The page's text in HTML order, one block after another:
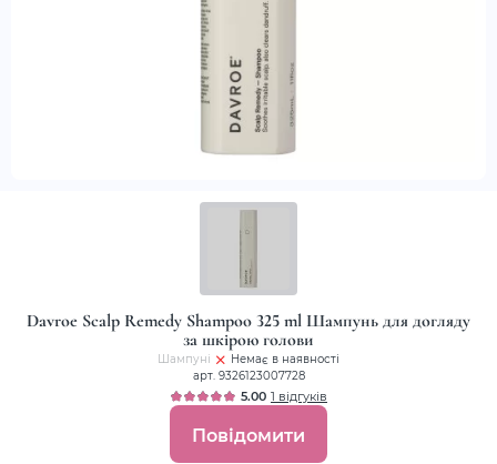
Davroe Scalp Remedy Shampoo 325 ml Шампунь для догляду
за шкірою голови
Шампуні
Немає в наявності
арт. 9326123007728
5.00 1 відгуків
Повідомити